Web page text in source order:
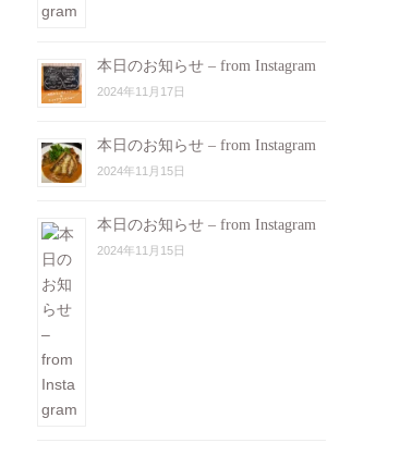
本日のお知らせ – from Instagram
2024年11月17日
本日のお知らせ – from Instagram
2024年11月15日
本日のお知らせ – from Instagram
2024年11月15日